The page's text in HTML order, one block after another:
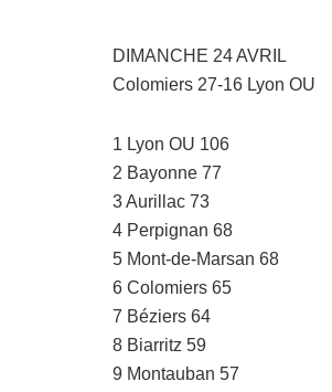
DIMANCHE 24 AVRIL
Colomiers 27-16 Lyon OU
1 Lyon OU 106
2 Bayonne 77
3 Aurillac 73
4 Perpignan 68
5 Mont-de-Marsan 68
6 Colomiers 65
7 Béziers 64
8 Biarritz 59
9 Montauban 57